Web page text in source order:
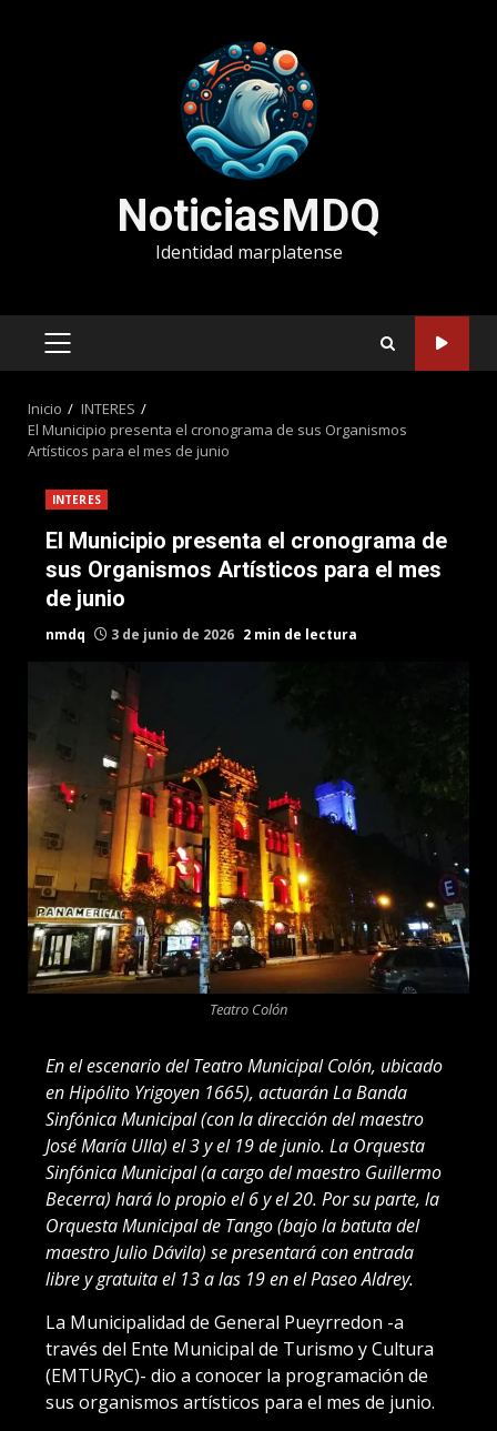
NoticiasMDQ
Identidad marplatense
MENÚ
Inicio
INTERES
El Municipio presenta el cronograma de sus Organismos
Artísticos para el mes de junio
INTERES
El Municipio presenta el cronograma de
sus Organismos Artísticos para el mes
de junio
nmdq 3 de junio de 2026 2 min de lectura
Teatro Colón
En el escenario del Teatro Municipal Colón, ubicado
en Hipólito Yrigoyen 1665), actuarán La Banda
Sinfónica Municipal (con la dirección del maestro
José María Ulla) el 3 y el 19 de junio. La Orquesta
Sinfónica Municipal (a cargo del maestro Guillermo
Becerra) hará lo propio el 6 y el 20. Por su parte, la
Orquesta Municipal de Tango (bajo la batuta del
maestro Julio Dávila) se presentará con entrada
libre y gratuita el 13 a las 19 en el Paseo Aldrey.
La Municipalidad de General Pueyrredon -a
través del Ente Municipal de Turismo y Cultura
(EMTURyC)- dio a conocer la programación de
sus organismos artísticos para el mes de junio.